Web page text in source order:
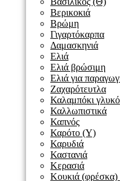
Βερικοκιά
Βρώμη
Γιγαρτόκαρπα
Δαμασκηνιά
Ελιά
Ελιά βρώσιμη
Ελιά για
Ζαχαρότευτλα
Καλαμπόκι γλυκό
Καλλωπιστικά
Καπνός
Καρότο (Υ)
Καρυδιά
Καστανιά
Κερασιά
Κουκιά